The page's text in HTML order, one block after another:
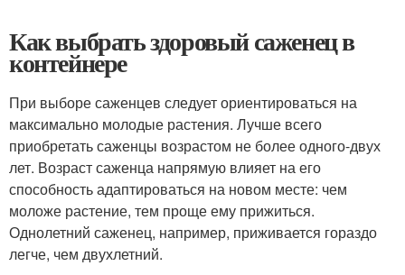
Как выбрать здоровый саженец в
контейнере
При выборе саженцев следует ориентироваться на
максимально молодые растения. Лучше всего
приобретать саженцы возрастом не более одного-двух
лет. Возраст саженца напрямую влияет на его
способность адаптироваться на новом месте: чем
моложе растение, тем проще ему прижиться.
Однолетний саженец, например, приживается гораздо
легче, чем двухлетний.